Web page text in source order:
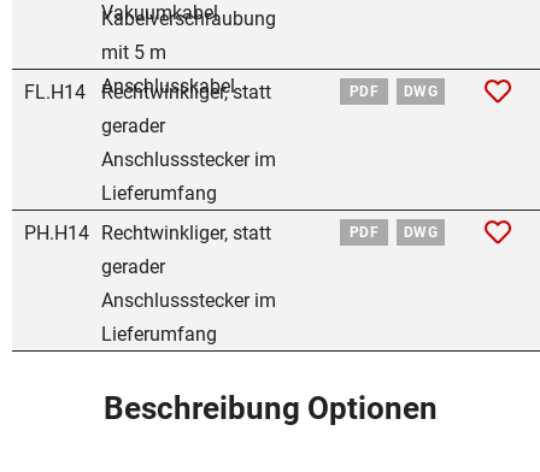
Vakuumkabel
Kabelverschraubung
mit 5 m
Anschlusskabel
FL.H14
Rechtwinkliger, statt
gerader
Anschlussstecker im
Lieferumfang
PDF DWG
PH.H14 Rechtwinkliger, statt
gerader
Anschlussstecker im
Lieferumfang
PDF DWG
Beschreibung Optionen